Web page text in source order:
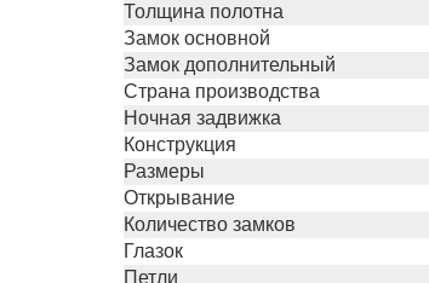
Толщина полотна
Замок основной
Замок дополнительный
Страна производства
Ночная задвижка
Конструкция
Размеры
Открывание
Количество замков
Глазок
Петли